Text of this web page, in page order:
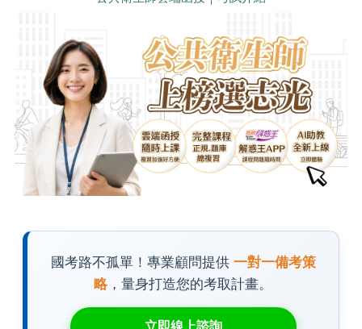
國考路不孤單！專業顧問提供 一對一備考策
略，量身打造您的考取計畫。
立即線上諮詢